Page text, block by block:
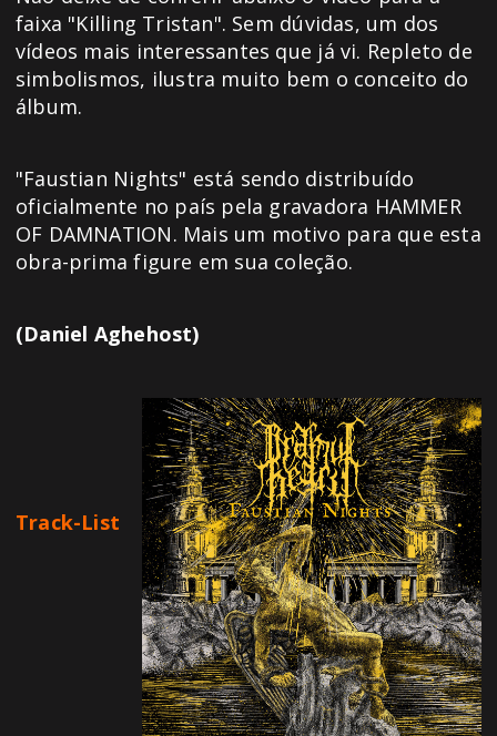
faixa "Killing Tristan". Sem dúvidas, um dos
vídeos mais interessantes que já vi. Repleto de
simbolismos, ilustra muito bem o conceito do
álbum.
"Faustian Nights" está sendo distribuído
oficialmente no país pela gravadora HAMMER
OF DAMNATION. Mais um motivo para que esta
obra-prima figure em sua coleção.
(Daniel Aghehost)
Track-List